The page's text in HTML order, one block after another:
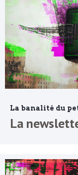
La banalité du
La